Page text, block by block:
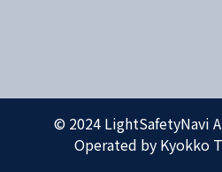
© 2024 LightSafetyNavi
Operated by Kyokko